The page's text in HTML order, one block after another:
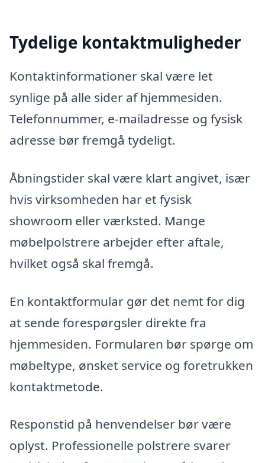
Tydelige kontaktmuligheder
Kontaktinformationer skal være let
synlige på alle sider af hjemmesiden.
Telefonnummer, e-mailadresse og fysisk
adresse bør fremgå tydeligt.
Åbningstider skal være klart angivet, især
hvis virksomheden har et fysisk
showroom eller værksted. Mange
møbelpolstrere arbejder efter aftale,
hvilket også skal fremgå.
En kontaktformular gør det nemt for dig
at sende forespørgsler direkte fra
hjemmesiden. Formularen bør spørge om
møbeltype, ønsket service og foretrukken
kontaktmetode.
Responstid på henvendelser bør være
oplyst. Professionelle polstrere svarer